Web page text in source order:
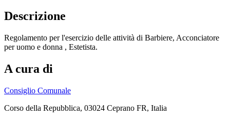
Descrizione
Regolamento per l'esercizio delle attività di Barbiere, Acconciatore
per uomo e donna , Estetista.
A cura di
Consiglio Comunale
Corso della Repubblica, 03024 Ceprano FR, Italia